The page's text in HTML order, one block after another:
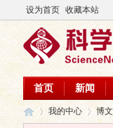
设为首页 收藏本站
首页 新闻
我的中心 博文